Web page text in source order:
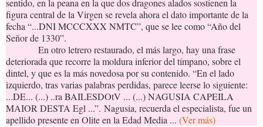
sentido, en la peana en la que dos dragones alados sostienen la
figura central de la Virgen se revela ahora el dato importante de la
fecha “...DNI MCCCXXX NMTC”, que se lee como “Año del
Señor de 1330”.
En otro letrero restaurado, el más largo, hay una frase
deteriorada que recorre la moldura inferior del tímpano, sobre el
dintel, y que es la más novedosa por su contenido. “En el lado
izquierdo, tras varias palabras perdidas, parece leerse lo siguiente:
...DE... (...) ..ra BAILESDOtV ... (...) NAGUSIA CAPEILA
MAIOR DESTA Egl ...”. Nagusia, recuerda el especialista, fue un
apellido presente en Olite en la Edad Media ... (Ver más)